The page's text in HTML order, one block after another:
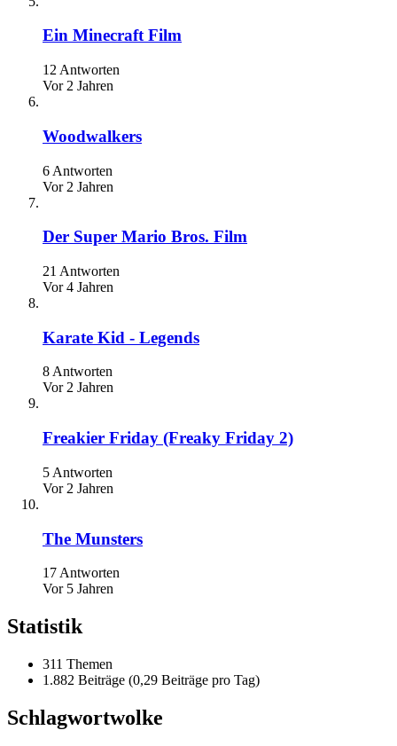
Ein Minecraft Film
12 Antworten
Vor 2 Jahren
Woodwalkers
6 Antworten
Vor 2 Jahren
Der Super Mario Bros. Film
21 Antworten
Vor 4 Jahren
Karate Kid - Legends
8 Antworten
Vor 2 Jahren
Freakier Friday (Freaky Friday 2)
5 Antworten
Vor 2 Jahren
The Munsters
17 Antworten
Vor 5 Jahren
Statistik
311 Themen
1.882 Beiträge (0,29 Beiträge pro Tag)
Schlagwortwolke